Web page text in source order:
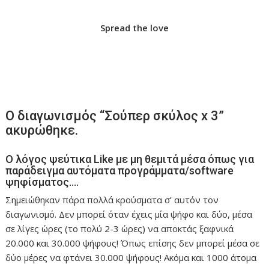
Spread the love
Ο διαγωνισμός “Σούπερ σκύλος x 3”
ακυρώθηκε.
Ο λόγος ψεύτικα Like με μη θεμιτά μέσα όπως για
παράδειγμα αυτόματα προγράμματα/software
ψηφίσματος….
Σημειώθηκαν πάρα πολλά κρούσματα σ’ αυτόν τον
διαγωνισμό. Δεν μπορεί όταν έχεις μία ψήφο και δύο, μέσα
σε λίγες ώρες (το πολύ 2-3 ώρες) να αποκτάς ξαφνικά
20.000 και 30.000 ψήφους! Όπως επίσης δεν μπορεί μέσα σε
δύο μέρες να φτάνει 30.000 ψήφους! Ακόμα και 1000 άτομα